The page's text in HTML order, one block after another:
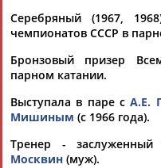
АБДРАХМАНОВ
Аделя
Рамазан
АБДУЛАЕВ
Тагир
АБДУЛАЕВ
Серебряный (1967,
чемпионатов СССР в
Бронзовый призер
парном катании.
Выступала в паре сА.Е.
Мишиным (с 1966 года).
Тренер -
Москвин (муж).